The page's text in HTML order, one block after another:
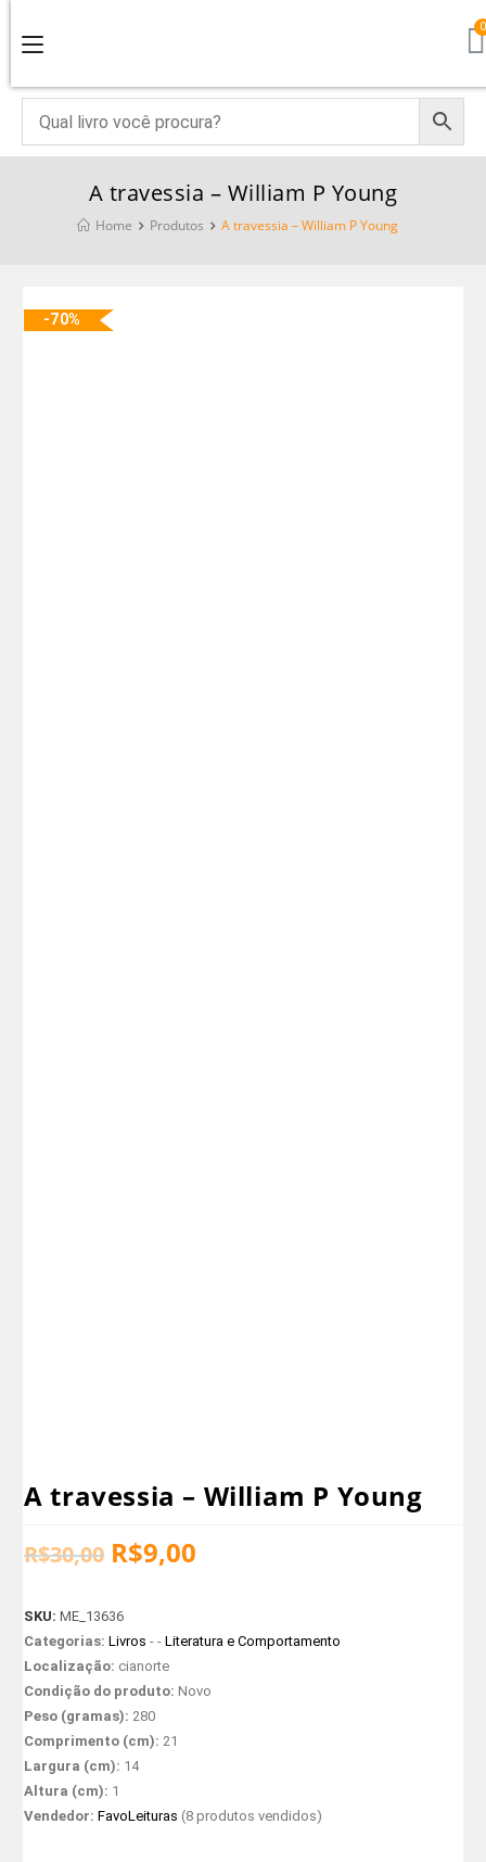
A travessia – William P Young
Home Produtos A travessia – William P Young
-70%
A travessia – William P Young
R$30,00 R$9,00
SKU:ME_13636
Categorias:Livros - -Literatura e Comportamento
Localização: cianorte
Condição do produto: Novo
Peso (gramas): 280
Comprimento (cm): 21
Largura (cm): 14
Altura (cm): 1
Vendedor:FavoLeituras (8 produtos vendidos)